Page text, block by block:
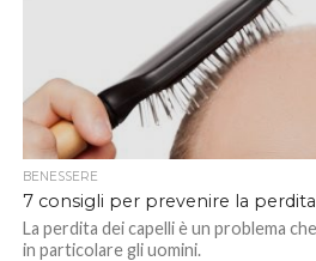
BENESSERE
7 consigli per prevenire la
La perdita dei capelli è un problema
in particolare gli uomini.